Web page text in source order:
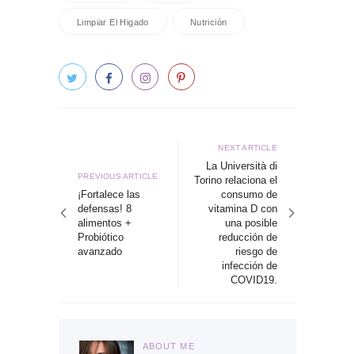
Limpiar El Higado Nutrición
entradas
Previous
article
PREVIOUS ARTICLE
¡Fortalece las
defensas! 8
alimentos +
Probiótico
avanzado
Next
article
NEXT ARTICLE
La Università di
Torino relaciona el
consumo de
vitamina D con
una posible
reducción de
riesgo de
infección de
COVID19.
ABOUT ME